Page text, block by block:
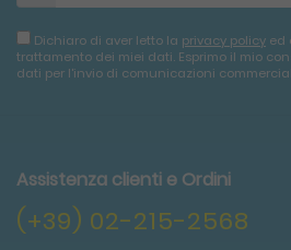
Dichiaro di aver letto la privacy policy ed
trattamento dei miei dati. Esprimo il mio
dati per l'invio di comunicazioni
Assistenza clienti e Ordini
(+39) 02-215-2568